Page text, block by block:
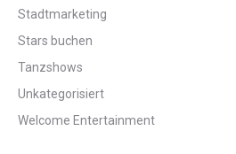
Stadtmarketing
Stars buchen
Tanzshows
Unkategorisiert
Welcome Entertainment